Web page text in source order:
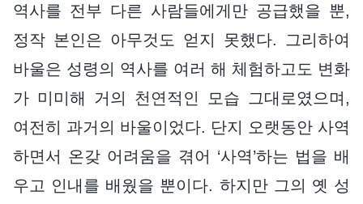
역사를 전부 다른 사람들에게만 공급했을 뿐,
정작 본인은 아무것도 얻지 못했다. 그리하여
바울은 성령의 역사를 여러 해 체험하고도 변화
가 미미해 거의 천연적인 모습 그대로였으며,
여전히 과거의 바울이었다. 단지 오랫동안 사역
하면서 온갖 어려움을 겪어 ‘사역’하는 법을 배
우고 인내를 배웠을 뿐이다. 하지만 그의 옛 성